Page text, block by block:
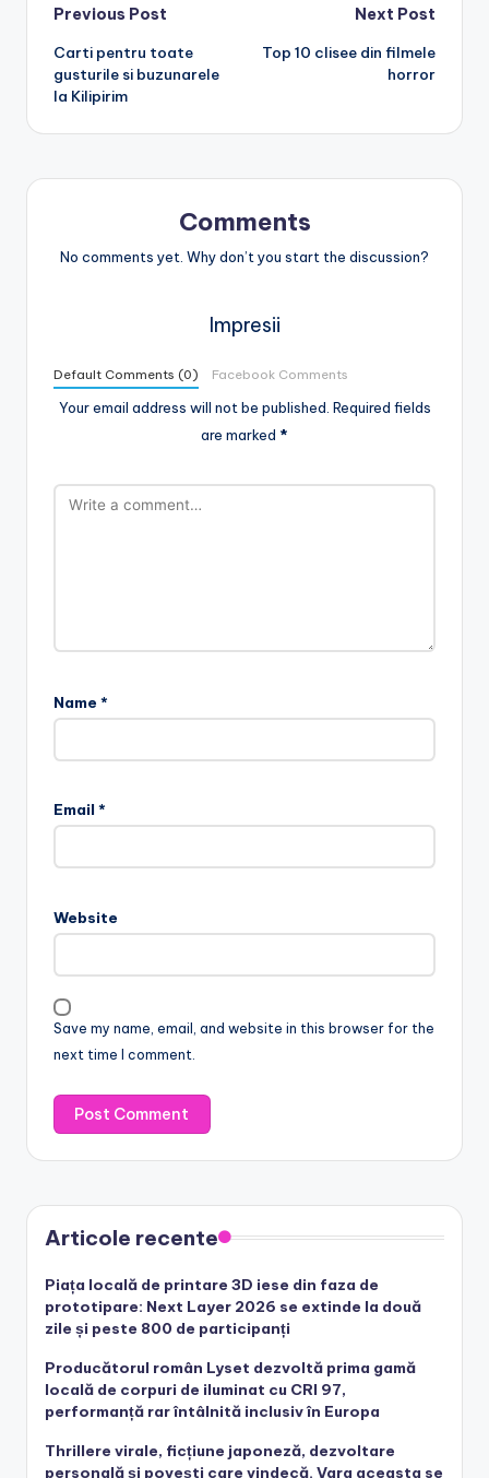
Post
navigation
Previous Post
Carti pentru toate
gusturile si buzunarele
la Kilipirim
Next Post
Top 10 clisee din filmele
horror
Comments
No comments yet. Why don’t you start the discussion?
Impresii
Default Comments (0) Facebook Comments
Your email address will not be published. Required fields
are marked *
Name *
Email *
Website
Save my name, email, and website in this browser for the
next time I comment.
Articole recente
Piața locală de printare 3D iese din faza de
prototipare: Next Layer 2026 se extinde la două
zile și peste 800 de participanți
Producătorul român Lyset dezvoltă prima gamă
locală de corpuri de iluminat cu CRI 97,
performanță rar întâlnită inclusiv în Europa
Thrillere virale, ficțiune japoneză, dezvoltare
personală și povești care vindecă. Vara aceasta se